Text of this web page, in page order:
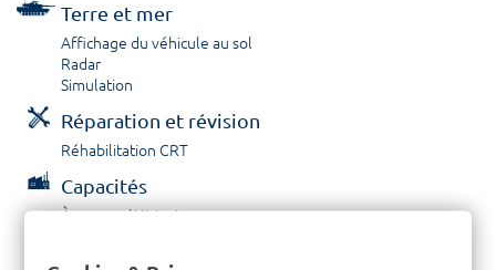
Terre et mer
Affichage du véhicule au sol
Radar
Simulation
Réparation et révision
Réhabilitation CRT
Capacités
À propos / Historique